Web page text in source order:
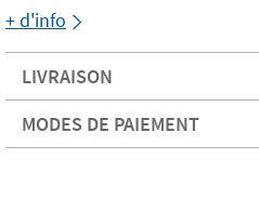
+ d'info
LIVRAISON
MODES DE PAIEMENT